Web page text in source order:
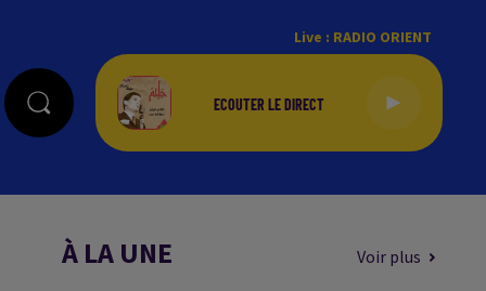
Live : RADIO ORIENT
À LA UNE Voir plus